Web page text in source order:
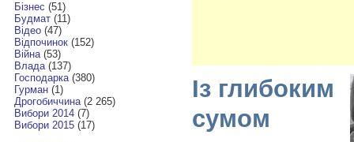
Бізнес (51)
Будмат(11)
Відео(47)
Відпочинок(152)
Війна(53)
Влада(137)
Господарка(380)
Гурман(1)
Дрогобиччина(2 265)
Вибори 2014(7)
Вибори 2015(17)
Із глибоким
сумом